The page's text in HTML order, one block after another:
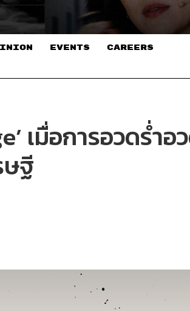
EVENTS CAREERS
เมื่อการอวดร่ำอ
ฐี